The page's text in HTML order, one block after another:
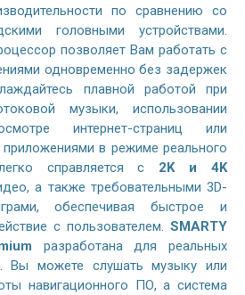
по сравнению со
головными устройствами.
позволяет Вам работать с
одновременно без задержек
плавной работой при
музыки, использовании
интернет-страниц или
в режиме реального
справляется с 2K и 4K
а также требовательными 3D-
обеспечивая быстрое и
с пользователем. SMARTY
разработана для реальных
Вы можете слушать музыку или
навигационного ПО, а система